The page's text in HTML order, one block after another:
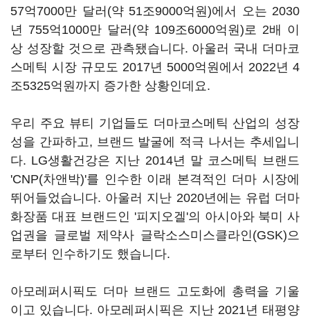
57억7000만 달러(약 51조9000억원)에서 오는 2030
년 755억1000만 달러(약 109조6000억원)로 2배 이
상 성장할 것으로 관측됐습니다. 아울러 국내 더마코
스메틱 시장 규모도 2017년 5000억원에서 2022년 4
조5325억원까지 증가한 상황인데요.
우리 주요 뷰티 기업들도 더마코스메틱 산업의 성장
성을 간파하고, 브랜드 발굴에 적극 나서는 추세입니
다. LG생활건강은 지난 2014년 말 코스메틱 브랜드
'CNP(차앤박)'를 인수한 이래 본격적인 더마 시장에
뛰어들었습니다. 아울러 지난 2020년에는 유럽 더마
화장품 대표 브랜드인 '피지오겔'의 아시아와 북미 사
업권을 글로벌 제약사 글락소스미스클라인(GSK)으
로부터 인수하기도 했습니다.
아모레퍼시픽도 더마 브랜드 고도화에 총력을 기울
이고 있습니다. 아모레퍼시픽은 지난 2021년 태평양